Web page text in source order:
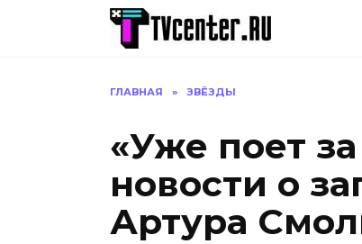
ГЛАВНАЯ » ЗВЁЗДЫ
«Уже поет
новости о
Артура